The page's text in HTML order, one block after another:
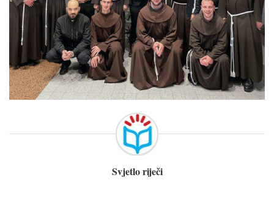
Svjetlo riječi